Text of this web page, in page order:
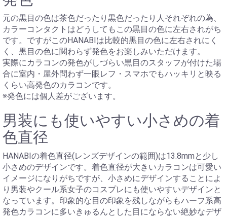
元の黒目の色は茶色だったり黒色だったり人それぞれの為、
カラーコンタクトはどうしてもこの黒目の色に左右されがち
です。ですがこのHANABIは比較的黒目の色に左右されにく
く、黒目の色に関わらず発色をお楽しみいただけます。
実際にカラコンの発色がしづらい黒目のスタッフが付けた場
合に室内・屋外問わず一眼レフ・スマホでもハッキリと映る
くらい高発色のカラコンです。
※発色には個人差がございます。
男装にも使いやすい小さめの着
色直径
HANABIの着色直径(レンズデザインの範囲)は13.8mmと少し
小さめのデザインです。着色直径が大きいカラコンは可愛い
イメージになりがちですが、小さめにデザインすることによ
り男装やクール系女子のコスプレにも使いやすいデザインと
なっています。印象的な目の印象を残しながらもハーフ系高
発色カラコンに多いきゅるんとした目にならない絶妙なデザ